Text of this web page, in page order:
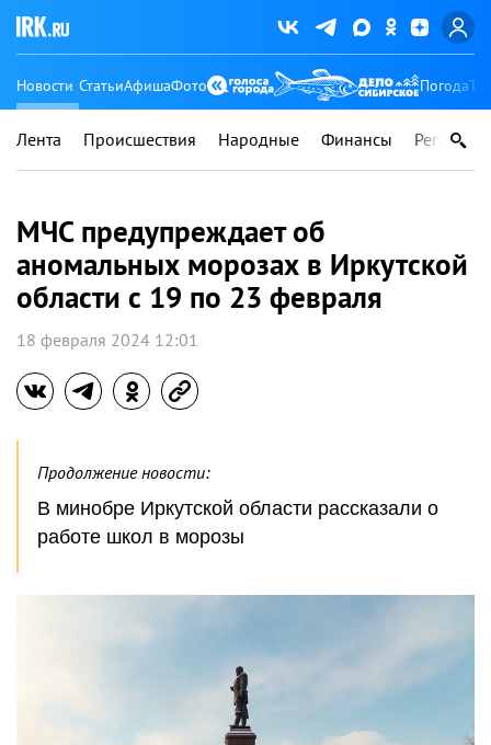
Новости СтатьиАфишаФото Погода
Лента Происшествия Народные Финансы Регионы
МЧС предупреждает об
аномальных морозах в Иркутской
области с 19 по 23 февраля
18 февраля 2024 12:01
Продолжение новости:
В минобре Иркутской области рассказали о
работе школ в морозы